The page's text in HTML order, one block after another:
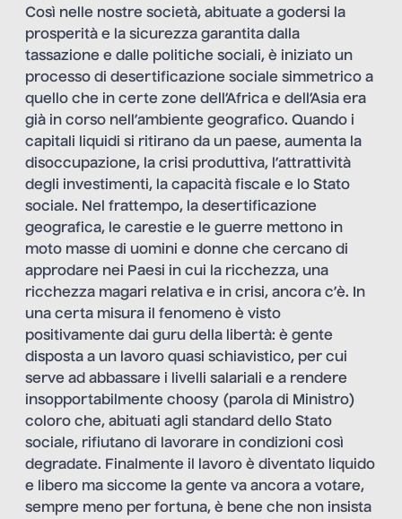
Così nelle nostre società, abituate a godersi la
prosperità e la sicurezza garantita dalla
tassazione e dalle politiche sociali, è iniziato un
processo di desertificazione sociale simmetrico a
quello che in certe zone dell’Africa e dell’Asia era
già in corso nell’ambiente geografico. Quando i
capitali liquidi si ritirano da un paese, aumenta la
disoccupazione, la crisi produttiva, l’attrattività
degli investimenti, la capacità fiscale e lo Stato
sociale. Nel frattempo, la desertificazione
geografica, le carestie e le guerre mettono in
moto masse di uomini e donne che cercano di
approdare nei Paesi in cui la ricchezza, una
ricchezza magari relativa e in crisi, ancora c’è. In
una certa misura il fenomeno è visto
positivamente dai guru della libertà: è gente
disposta a un lavoro quasi schiavistico, per cui
serve ad abbassare i livelli salariali e a rendere
insopportabilmente choosy (parola di Ministro)
coloro che, abituati agli standard dello Stato
sociale, rifiutano di lavorare in condizioni così
degradate. Finalmente il lavoro è diventato liquido
e libero ma siccome la gente va ancora a votare,
sempre meno per fortuna, è bene che non insista